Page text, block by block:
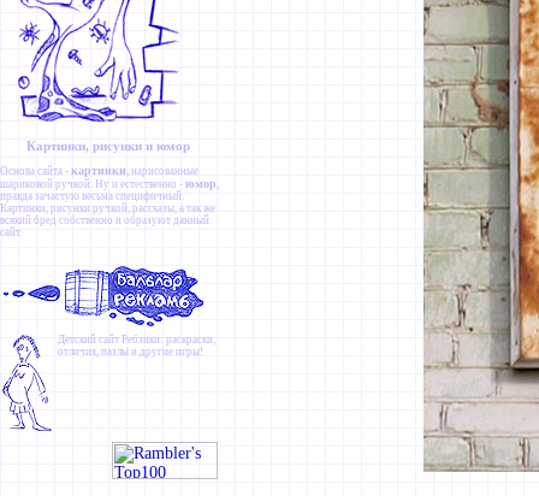
Картинки, рисунки и юмор
Основа сайта - картинки , нарисованные
шариковой ручкой. Ну и естественно - юмор ,
правда зачастую весьма специфичный.
Картинки, рисунки ручкой, рассказы, а так же
всякий бред собственно и образуют данный
сайт.
Детский сайт Ребзики: раскраски,
отличия, пазлы и другие игры!